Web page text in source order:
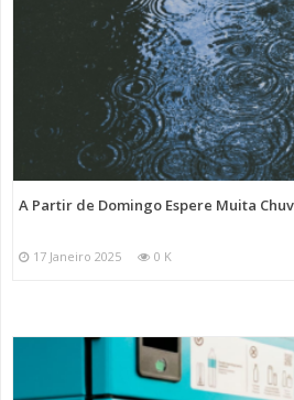
A Partir de Domingo Espere Muita
17 Janeiro 2025 0 K